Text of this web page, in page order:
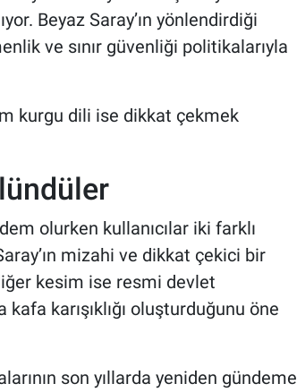
Beyaz Saray’ın yönlendirdiği
ve sınır güvenliği politikalarıyla
kurgu dili ise dikkat çekmek
olurken kullanıcılar iki farklı
mizahi ve dikkat çekici bir
kesim ise resmi devlet
karışıklığı oluşturduğunu öne
son yıllarda yeniden gündeme